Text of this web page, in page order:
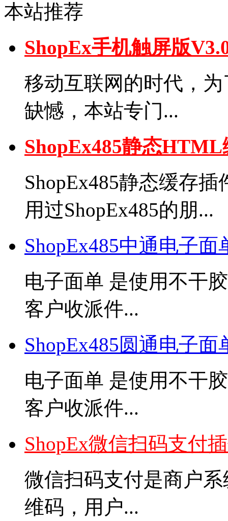
本站推荐
ShopEx手机触屏版
移动互联网的时代，
缺憾，本站专门...
ShopEx485静态
ShopEx485静态缓存
用过ShopEx485的朋...
ShopEx485中通电子面
电子面单 是使用不干
客户收派件...
ShopEx485圆通电子面
电子面单 是使用不干
客户收派件...
ShopEx微信扫码支付
微信扫码支付是商户
维码，用户...